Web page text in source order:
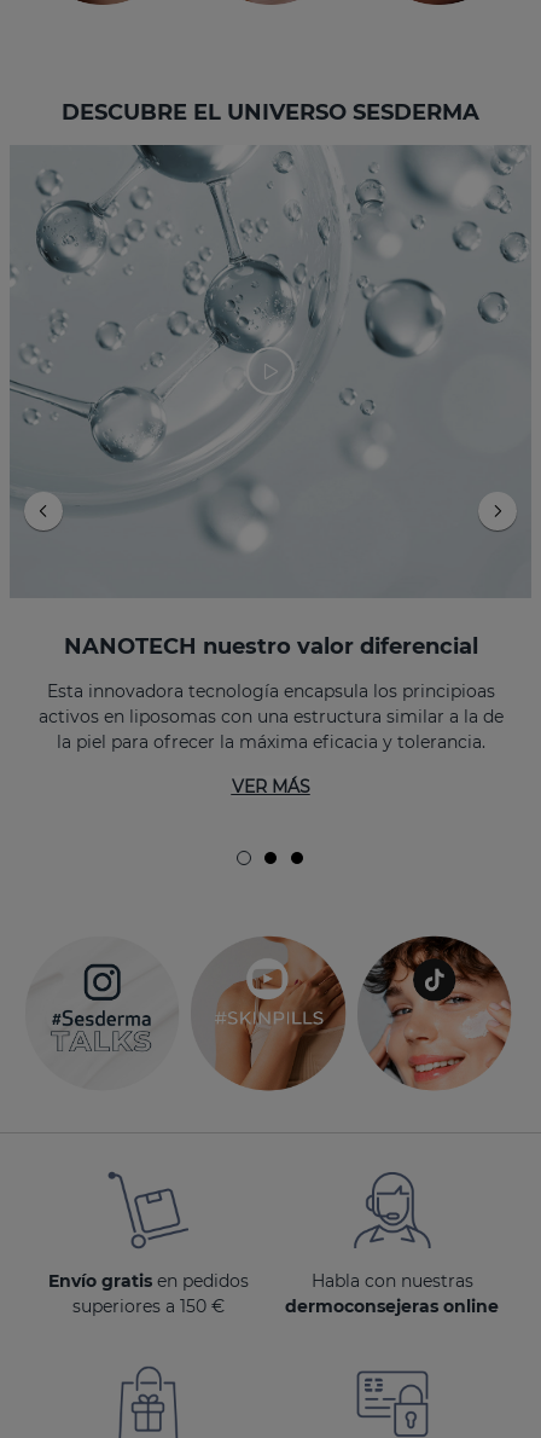
DESCUBRE EL UNIVERSO SESDERMA
NANOTECH nuestro valor diferencial
Esta innovadora tecnología encapsula los principioas
activos en liposomas con una estructura similar a la de
la piel para ofrecer la máxima eficacia y tolerancia.
VER MÁS
Envío gratis en pedidos
superiores a 150 €
Habla con nuestras
dermoconsejeras online